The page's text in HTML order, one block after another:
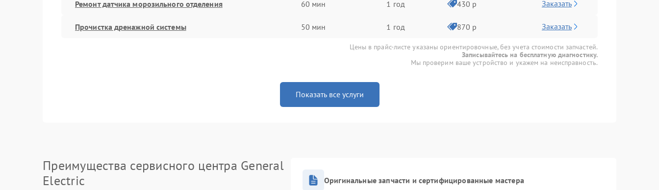
Ремонт датчика морозильного отделения 60 мин 1 год 430 р Заказать
Прочистка дренажной системы 50 мин 1 год 870 р Заказать
Цены в прайс-листе указаны ориентировочные, без учета стоимости запчастей.
Записывайтесь на бесплатную диагностику.
Мы проверим ваше устройство и укажем на неисправность.
Показать все услуги
Преимущества сервисного центра General
Electric
Оригинальные запчасти и сертифицированные мастера